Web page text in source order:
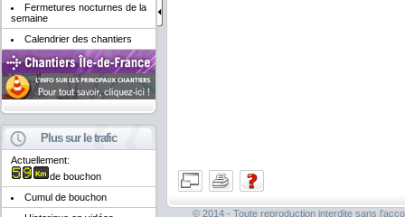
Fermetures nocturnes de la
semaine
Calendrier des chantiers
Plus sur le trafic
Actuellement:
de bouchon
Cumul de bouchon
© 2014 - Toute reproduction interdite sans